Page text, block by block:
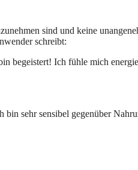
sind und keine
schreibt:
begeistert! Ich fühle mich
sehr sensibel gegenüber